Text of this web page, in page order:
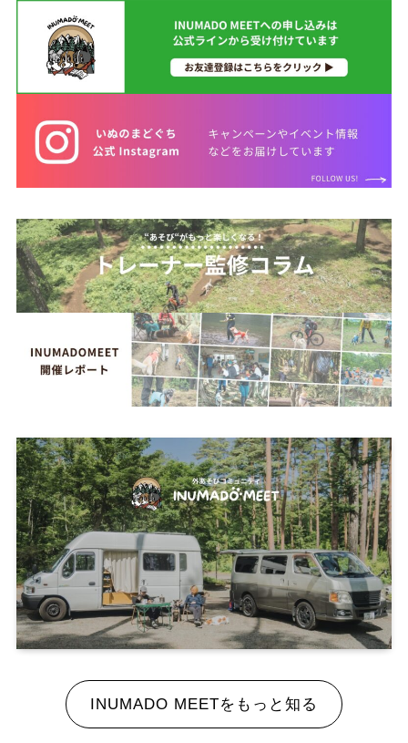
INUMADO MEETをもっと知る